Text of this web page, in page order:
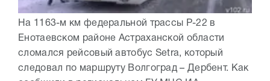
На 1163-м км федеральной трассы Р-22 в
Енотаевском районе Астраханской области
сломался рейсовый автобус Setra, который
следовал по маршруту Волгоград – Дербент. Как